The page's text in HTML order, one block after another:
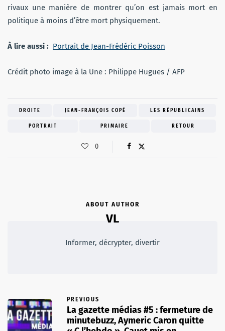
rivaux une manière de montrer qu’on est jamais mort en
politique à moins d’être mort physiquement.
À lire aussi : Portrait de Jean-Frédéric Poisson
Crédit photo image à la Une : Philippe Hugues / AFP
DROITE JEAN-FRANÇOIS COPÉ LES RÉPUBLICAINS
PORTRAIT PRIMAIRE RETOUR
0
ABOUT AUTHOR
VL
Informer, décrypter, divertir
PREVIOUS
La gazette médias #5 : fermeture de
minutebuzz, Aymeric Caron quitte